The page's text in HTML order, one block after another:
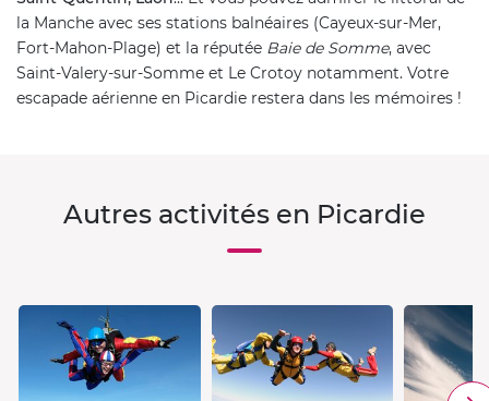
la Manche avec ses stations balnéaires (Cayeux-sur-Mer,
Fort-Mahon-Plage) et la réputée Baie de Somme, avec
Saint-Valery-sur-Somme et Le Crotoy notamment. Votre
escapade aérienne en Picardie restera dans les mémoires !
Autres activités en Picardie